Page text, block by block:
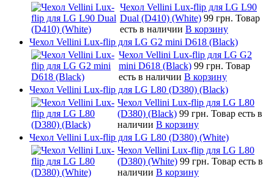
Чехол Vellini Lux-flip для LG L90
Dual (D410) (White) 99 грн. Товар
есть в наличии В корзину
Чехол Vellini Lux-flip для LG G2 mini D618 (Black)
Чехол Vellini Lux-flip для LG G2
mini D618 (Black) 99 грн. Товар
есть в наличии В корзину
Чехол Vellini Lux-flip для LG L80 (D380) (Black)
Чехол Vellini Lux-flip для LG L80
(D380) (Black) 99 грн. Товар есть в
наличии В корзину
Чехол Vellini Lux-flip для LG L80 (D380) (White)
Чехол Vellini Lux-flip для LG L80
(D380) (White) 99 грн. Товар есть в
наличии В корзину